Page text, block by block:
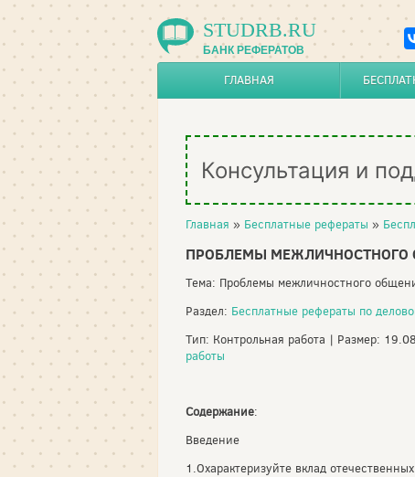
STUDRB.RU
БАНК РЕФЕРАТОВ
ГЛАВНАЯ
Консультация и
Главная » Бесплатные рефераты »
ПРОБЛЕМЫ МЕЖЛИЧНОСТНОГО
Тема: Проблемы межличностного
Раздел: Бесплатные рефераты по
Тип: Контрольная работа | Размер:
работы
Содержание:
Введение
1.Охарактеризуйте вклад